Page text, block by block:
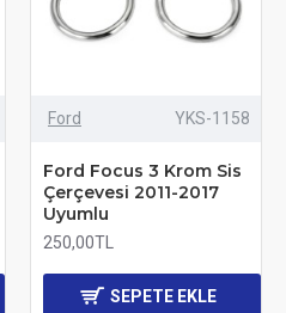
Ford YKS-1158
Ford Focus 3 Krom Sis
Çerçevesi 2011-2017
Uyumlu
250,00TL
SEPETE EKLE